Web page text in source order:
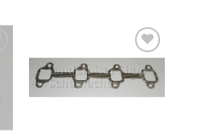
Zum
Merkzettel
hinzufügen